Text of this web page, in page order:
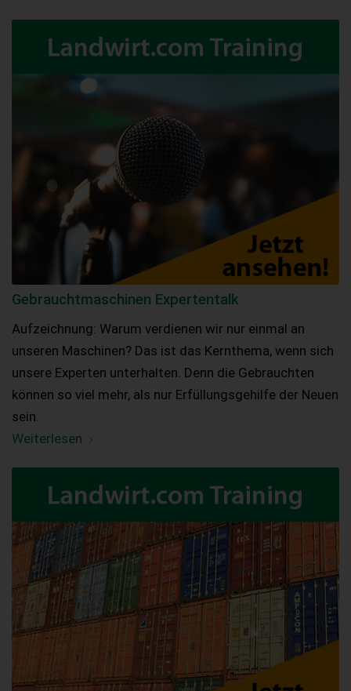
Gebrauchtmaschinen Expertentalk
Aufzeichnung: Warum verdienen wir nur einmal an
unseren Maschinen? Das ist das Kernthema, wenn sich
unsere Experten unterhalten. Denn die Gebrauchten
können so viel mehr, als nur Erfüllungsgehilfe der Neuen
sein.
Weiterlesen